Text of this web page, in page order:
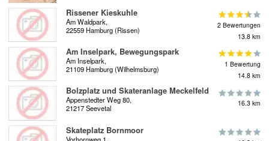
Rissener Kieskuhle
Am Waldpark,
22559 Hamburg (Rissen)
2 Bewertungen
13.8 km
Am Inselpark, Bewegungspark
Am Inselpark,
21109 Hamburg (Wilhelmsburg)
1 Bewertung
14.8 km
Bolzplatz und Skateranlage Meckelfeld
Appenstedter Weg 80,
21217 Seevetal
16.3 km
Skateplatz Bornmoor